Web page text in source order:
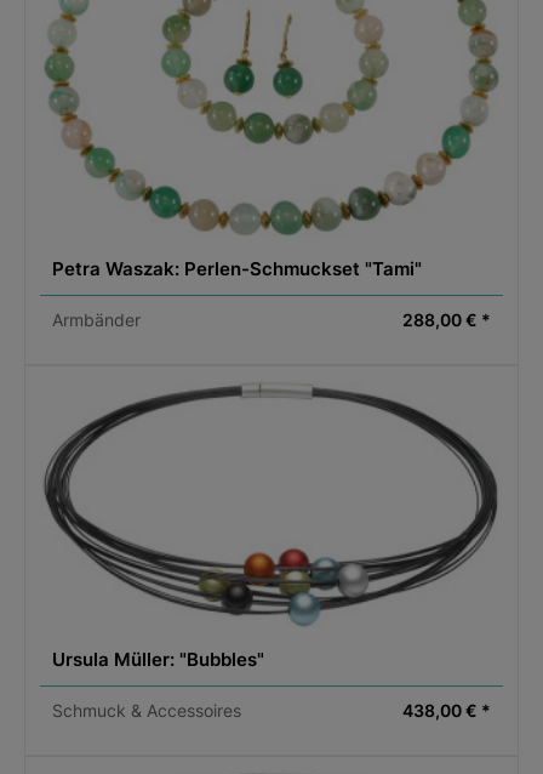
Petra Waszak: Perlen-Schmuckset "Tami"
Armbänder 288,00 € *
Ursula Müller: "Bubbles"
Schmuck & Accessoires 438,00 € *